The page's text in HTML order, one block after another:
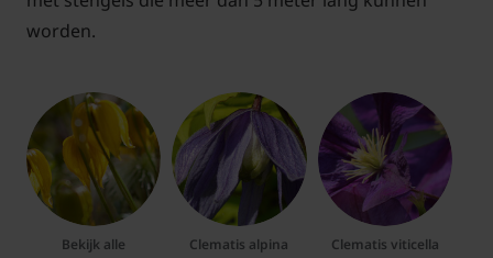
worden.
Bekijk alle Clematis alpina Clematis viticella